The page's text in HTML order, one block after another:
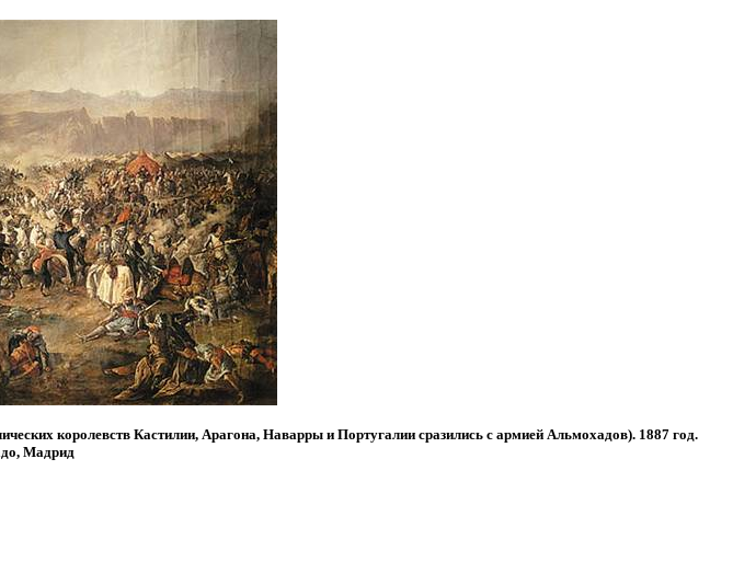
королевств Кастилии, Арагона, Наварры и Португалии сразились с армией Альмохадов). 1887 год.
Мадрид